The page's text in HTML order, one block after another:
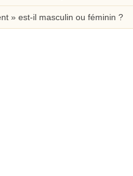
» est-il masculin ou féminin ?